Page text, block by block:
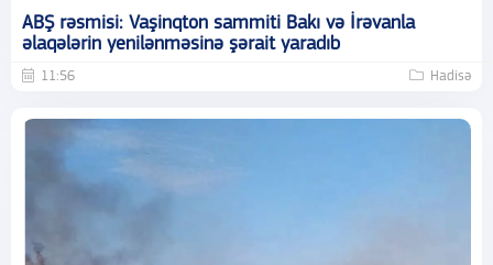
ABŞ rəsmisi: Vaşinqton sammiti Bakı və İrəvanla
əlaqələrin yenilənməsinə şərait yaradıb
11:56 Hadisə